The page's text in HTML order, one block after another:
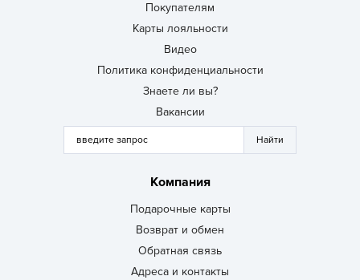
Покупателям
Карты лояльности
Видео
Политика конфиденциальности
Знаете ли вы?
Вакансии
Компания
Подарочные карты
Возврат и обмен
Обратная связь
Адреса и контакты